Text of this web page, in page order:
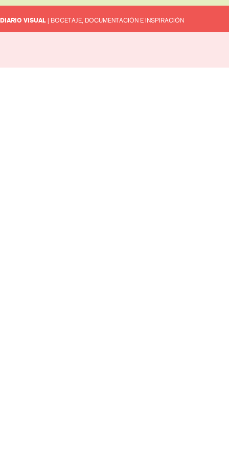
DIARIO VISUAL | BOCETAJE, DOCUMENTACIÓN E INSPIRACIÓN